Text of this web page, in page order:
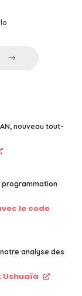
nouveau tout-
programmation
le code
analyse des
Ushuaïa